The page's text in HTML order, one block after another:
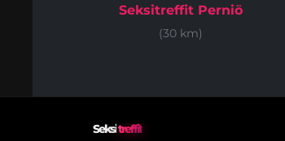
Seksitreffit Perniö
(30 km)
Seksitreffit